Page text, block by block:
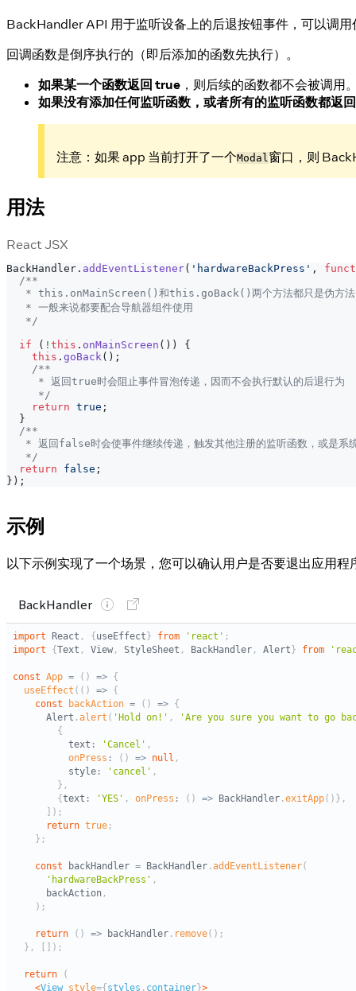
BackHandler API 用于监听设备上的后退按钮事件，可以调
回调函数是倒序执行的（即后添加的函数先执行）。
如果某一个函数返回 true ，则后续的函数都不会被调用
如果没有添加任何监听函数，或者所有的监听函数都返
注意：如果 app 当前打开了一个Modal窗口，则
用法
React JSX
BackHandler . addEventListener( 'hardwareBackPress' ,
/**
* this.onMainScreen()和this.goBack()两个方法都只是伪方法
   * 一般来说都要配合导航器组件使用
   */
if
( ! this . onMainScreen ( ) )
{
this . goBack( ) ;
/**
     * 返回true时会阻止事件冒泡传递，因而不会执行默认的后退行为
     */
return true ;
}
/**
* 返回false时会使事件继续传递，触发其他注册的监听函数，或是系
   */
return
false ;
} ) ;
示例
以下示例实现了一个场景，您可以确认用户是否要退出应用程